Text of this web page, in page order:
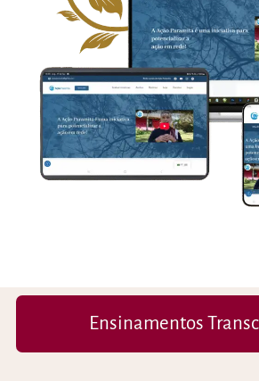
Ensinamentos